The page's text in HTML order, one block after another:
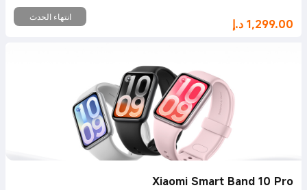
1,299.00 د.إCurrent Price د.إ1299
انتهاء الحدث
Xiaomi Smart Band 10 Pro